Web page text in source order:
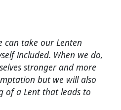
can take our Lenten
included. When we do,
stronger and more
but we will also
of a Lent that leads to